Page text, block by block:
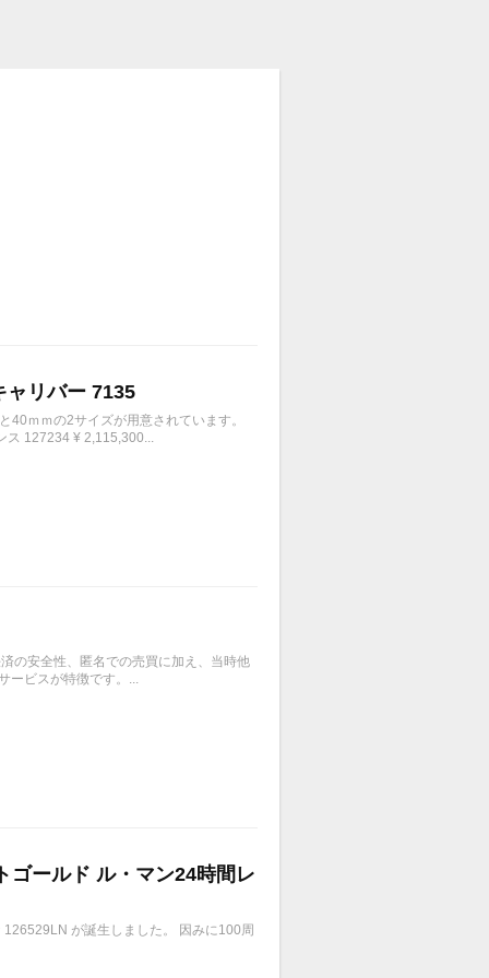
ャリバー 7135
ｍｍの2サイズが用意されています。
ス 127234 ¥ 2,115,300...
の安全性、匿名での売買に加え、当時他
ービスが特徴です。...
ゴールド ル・マン24時間レ
が誕生しました。 因みに100周